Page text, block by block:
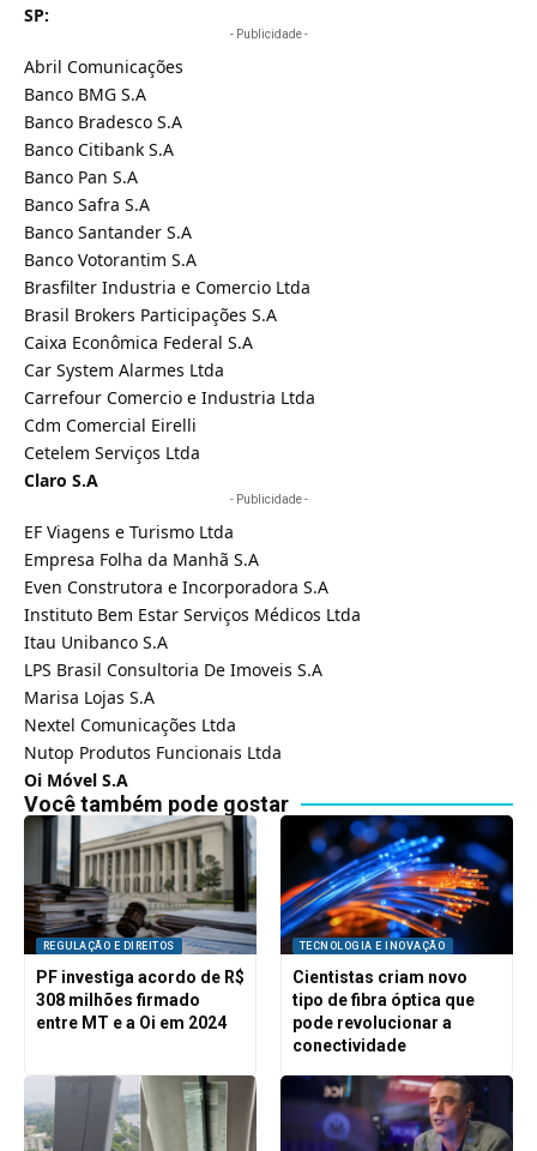
SP:
- Publicidade -
Abril Comunicações
Banco BMG S.A
Banco Bradesco S.A
Banco Citibank S.A
Banco Pan S.A
Banco Safra S.A
Banco Santander S.A
Banco Votorantim S.A
Brasfilter Industria e Comercio Ltda
Brasil Brokers Participações S.A
Caixa Econômica Federal S.A
Car System Alarmes Ltda
Carrefour Comercio e Industria Ltda
Cdm Comercial Eirelli
Cetelem Serviços Ltda
Claro S.A
- Publicidade -
EF Viagens e Turismo Ltda
Empresa Folha da Manhã S.A
Even Construtora e Incorporadora S.A
Instituto Bem Estar Serviços Médicos Ltda
Itau Unibanco S.A
LPS Brasil Consultoria De Imoveis S.A
Marisa Lojas S.A
Nextel Comunicações Ltda
Nutop Produtos Funcionais Ltda
Oi Móvel S.A
Você também pode gostar
REGULAÇÃO E DIREITOS
PF investiga acordo de R$
308 milhões firmado
entre MT e a Oi em 2024
TECNOLOGIA E INOVAÇÃO
Cientistas criam novo
tipo de fibra óptica que
pode revolucionar a
conectividade